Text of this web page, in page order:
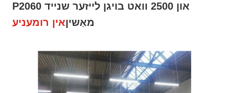
P2060 און 2500 וואט בויגן לייזער שנייד
מאַשיןאין רומעניע